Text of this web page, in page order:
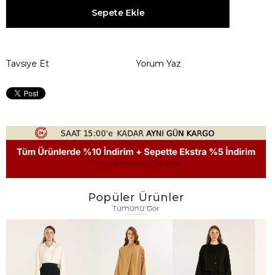
Tavsiye Et Yorum Yaz
Popüler Ürünler
Tümünü Gör